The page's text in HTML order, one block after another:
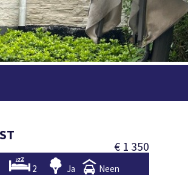
€ 1 350
2 Ja Neen